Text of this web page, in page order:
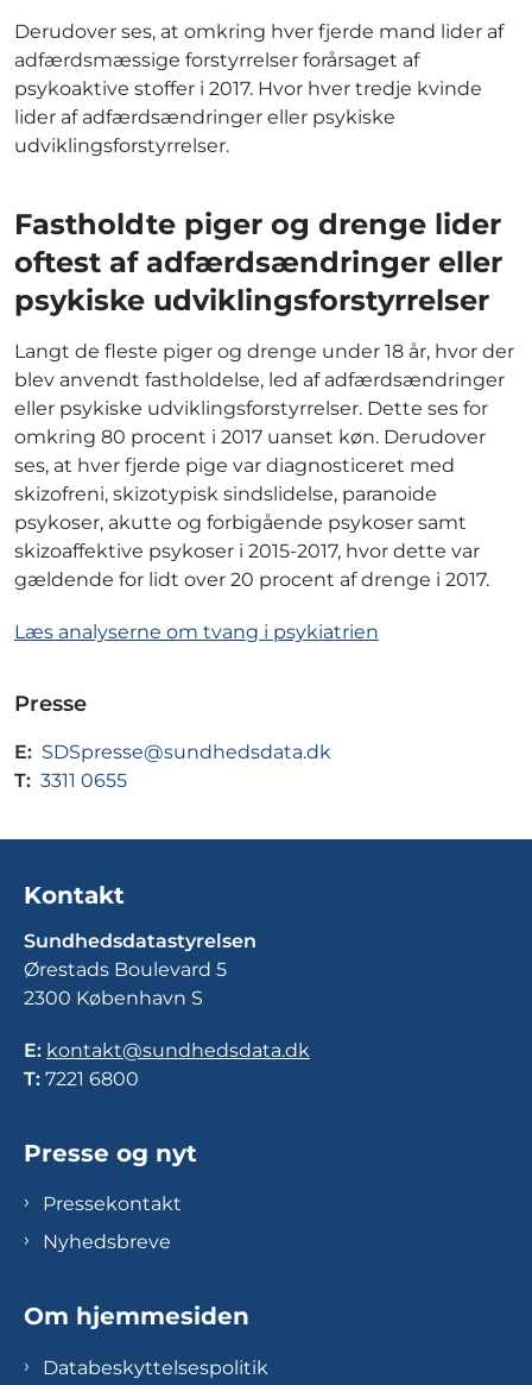
Derudover ses, at omkring hver fjerde mand lider af
adfærdsmæssige forstyrrelser forårsaget af
psykoaktive stoffer i 2017. Hvor hver tredje kvinde
lider af adfærdsændringer eller psykiske
udviklingsforstyrrelser.
Fastholdte piger og drenge lider
oftest af adfærdsændringer eller
psykiske udviklingsforstyrrelser
Langt de fleste piger og drenge under 18 år, hvor der
blev anvendt fastholdelse, led af adfærdsændringer
eller psykiske udviklingsforstyrrelser. Dette ses for
omkring 80 procent i 2017 uanset køn. Derudover
ses, at hver fjerde pige var diagnosticeret med
skizofreni, skizotypisk sindslidelse, paranoide
psykoser, akutte og forbigående psykoser samt
skizoaffektive psykoser i 2015-2017, hvor dette var
gældende for lidt over 20 procent af drenge i 2017.
Læs analyserne om tvang i psykiatrien
Presse
E: SDSpresse@sundhedsdata.dk
T: 3311 0655
Kontakt
Sundhedsdatastyrelsen
Ørestads Boulevard 5
2300 København S
E: kontakt@sundhedsdata.dk
T: 7221 6800
Presse og nyt
Pressekontakt
Nyhedsbreve
Om hjemmesiden
Databeskyttelsespolitik